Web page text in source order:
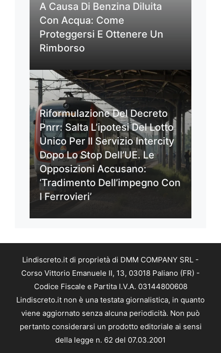
A Causa Di Benzina Diluita
Con Acqua: Come
Proteggersi E Ottenere Un
Rimborso
Riformulazione Del Decreto
Pnrr: Salta L’ipotesi Del Lotto
Unico Per Il Servizio Intercity
Dopo Lo Stop Dell’UE. Le
Opposizioni Accusano:
‘Tradimento Dell’impegno Con
I Ferrovieri’
Lindiscreto.it di proprietà di DMM COMPANY SRL -
Corso Vittorio Emanuele II, 13, 03018 Paliano (FR) -
Codice Fiscale e Partita I.V.A. 03144800608
Lindiscreto.it non è una testata giornalistica, in quanto
viene aggiornato senza alcuna periodicità. Non può
pertanto considerarsi un prodotto editoriale ai sensi
della legge n. 62 del 07.03.2001